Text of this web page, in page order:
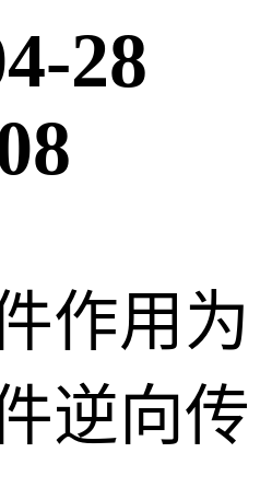
28
作用为
逆向传